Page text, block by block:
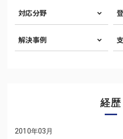
対応分野
解決事例
経歴
2010年03月